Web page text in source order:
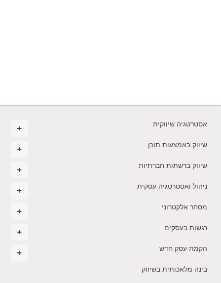
אסטרטגיה שיווקית
שיווק באמצעות תוכן
שיווק ברשתות חברתיות
ניהול ואסטרטגיה עסקית
מסחר אלקטרוני
רגשות בעסקים
הקמת עסק חדש
בינה מלאכותית בשיווק